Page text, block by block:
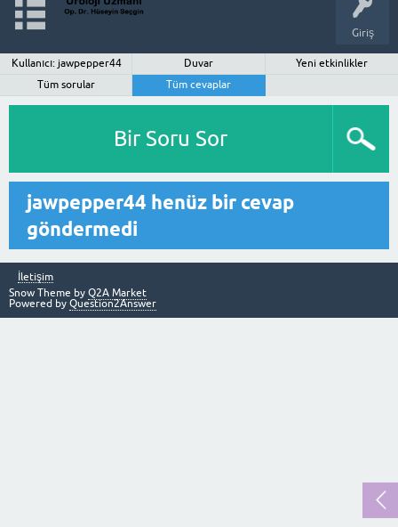
Giriş
Kullanıcı: jawpepper44 Duvar
Yeni etkinlikler
Tüm sorular
Tüm cevaplar
Bir Soru Sor
jawpepper44 henüz bir cevap
göndermedi
İletişim
Snow Theme by Q2A Market
Powered by Question2Answer